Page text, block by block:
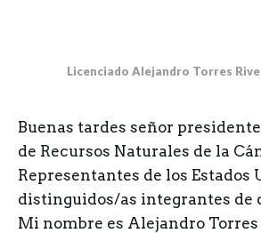
Licenciado Alejandro Torres
Buenas tardes señor
de Recursos Naturales de la
Representantes de los Estados
distinguidos/as integrantes de
Mi nombre es Alejandro Torres